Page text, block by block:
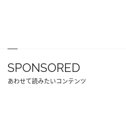
SPONSORED
あわせて読みたいコンテンツ